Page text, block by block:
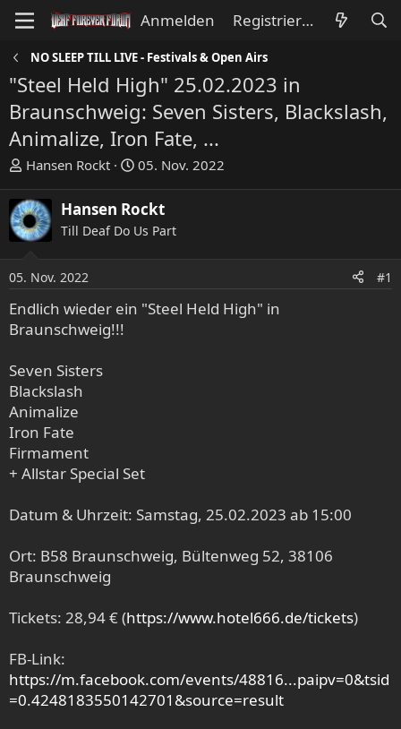
Anmelden Registrieren
NO SLEEP TILL LIVE - Festivals & Open Airs
"Steel Held High" 25.02.2023 in
Braunschweig: Seven Sisters, Blackslash,
Animalize, Iron Fate, ...
E
s
t
e
l
r
Hansen Rockt
E
s
t
e
l
05. Nov. 2022
Hansen Rockt
Till Deaf Do Us Part
05. Nov. 2022 #1
Endlich wieder ein "Steel Held High" in
Braunschweig!!!
Seven Sisters
Blackslash
Animalize
Iron Fate
Firmament
+ Allstar Special Set
Datum & Uhrzeit: Samstag, 25.02.2023 ab 15:00
Ort: B58 Braunschweig, Bültenweg 52, 38106
Braunschweig
Tickets: 28,94 € (https://www.hotel666.de/tickets)
FB-Link:
https://m.facebook.com/events/48816...paipv=0&tsid
=0.4248183550142701&source=result